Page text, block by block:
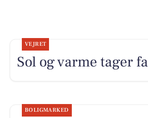
VEJRET
Sol og varme tager
BOLIGMARKED